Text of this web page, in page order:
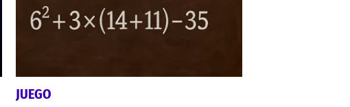
JUEGO